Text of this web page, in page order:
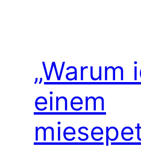
„Warum
einem